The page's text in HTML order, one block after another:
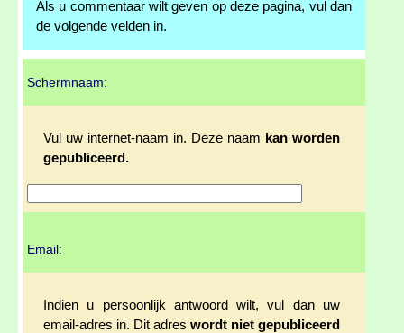
Als u commentaar wilt geven op deze pagina, vul dan
de volgende velden in.
Schermnaam:
Vul uw internet-naam in. Deze naam kan worden
gepubliceerd.
Email:
Indien u persoonlijk antwoord wilt, vul dan uw
email-adres in. Dit adres wordt niet gepubliceerd